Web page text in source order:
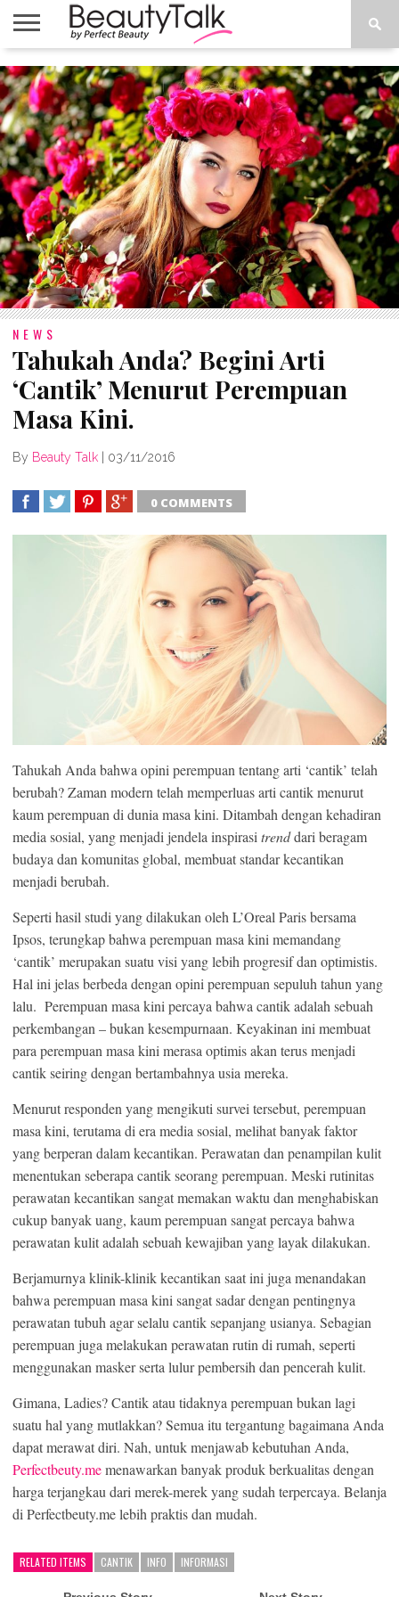
PERFECTBEAUTY.ME
LATEST
NEWS
TIPS &
TUTORIAL
PRODUCT
REVIEWS
DO IT
YOURSELF
(DIYS)
VIDEO
NEWS
Tahukah Anda? Begini Arti
‘Cantik’ Menurut Perempuan
Masa Kini.
By Beauty Talk | 03/11/2016
0 COMMENTS
Tahukah Anda bahwa opini perempuan tentang arti ‘cantik’ telah
berubah? Zaman modern telah memperluas arti cantik menurut
kaum perempuan di dunia masa kini. Ditambah dengan kehadiran
media sosial, yang menjadi jendela inspirasi trenddari beragam
budaya dan komunitas global, membuat standar kecantikan
menjadi berubah.
Seperti hasil studi yang dilakukan oleh L’Oreal Paris bersama
Ipsos, terungkap bahwa perempuan masa kini memandang
‘cantik’ merupakan suatu visi yang lebih progresif dan optimistis.
Hal ini jelas berbeda dengan opini perempuan sepuluh tahun yang
lalu. Perempuan masa kini percaya bahwa cantik adalah sebuah
perkembangan – bukan kesempurnaan. Keyakinan ini membuat
para perempuan masa kini merasa optimis akan terus menjadi
cantik seiring dengan bertambahnya usia mereka.
Menurut responden yang mengikuti survei tersebut, perempuan
masa kini, terutama di era media sosial, melihat banyak faktor
yang berperan dalam kecantikan. Perawatan dan penampilan kulit
menentukan seberapa cantik seorang perempuan. Meski rutinitas
perawatan kecantikan sangat memakan waktu dan menghabiskan
cukup banyak uang, kaum perempuan sangat percaya bahwa
perawatan kulit adalah sebuah kewajiban yang layak dilakukan.
Berjamurnya klinik-klinik kecantikan saat ini juga menandakan
bahwa perempuan masa kini sangat sadar dengan pentingnya
perawatan tubuh agar selalu cantik sepanjang usianya. Sebagian
perempuan juga melakukan perawatan rutin di rumah, seperti
menggunakan masker serta lulur pembersih dan pencerah kulit.
Gimana, Ladies? Cantik atau tidaknya perempuan bukan lagi
suatu hal yang mutlakkan? Semua itu tergantung bagaimana Anda
dapat merawat diri. Nah, untuk menjawab kebutuhan Anda,
Perfectbeuty.memenawarkan banyak produk berkualitas dengan
harga terjangkau dari merek-merek yang sudah terpercaya. Belanja
di Perfectbeuty.me lebih praktis dan mudah.
RELATED ITEMS CANTIK INFO INFORMASI